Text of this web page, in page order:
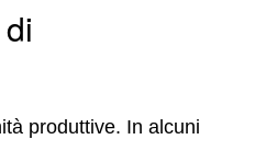
produttive. In alcuni